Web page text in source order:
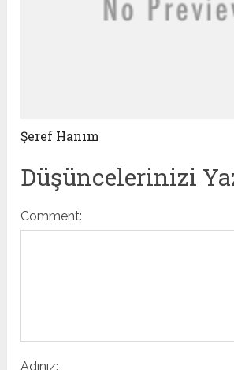
Şeref Hanım
Düşüncelerinizi
Comment:
Adınız: